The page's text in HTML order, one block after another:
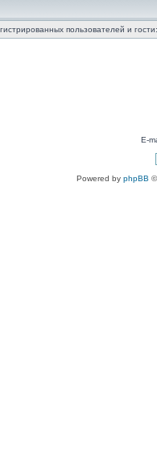
пользователей и
E-
Powered by phpBB